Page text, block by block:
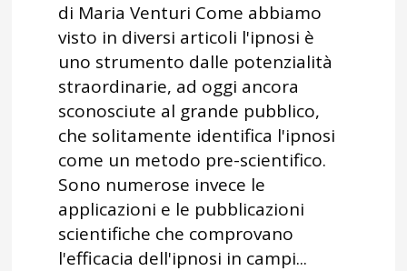
di Maria Venturi Come abbiamo
visto in diversi articoli l'ipnosi è
uno strumento dalle potenzialità
straordinarie, ad oggi ancora
sconosciute al grande pubblico,
che solitamente identifica l'ipnosi
come un metodo pre-scientifico.
Sono numerose invece le
applicazioni e le pubblicazioni
scientifiche che comprovano
l'efficacia dell'ipnosi in campi...